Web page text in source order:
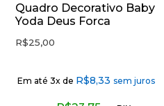
Quadro Decorativo Baby
Yoda Deus Forca
R$25,00
Em até 3x de R$8,33 sem juros